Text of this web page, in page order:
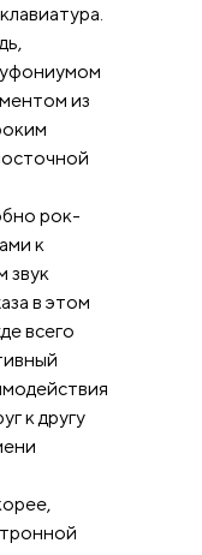
из
рок-
к
звук
в этом
всего
к другу